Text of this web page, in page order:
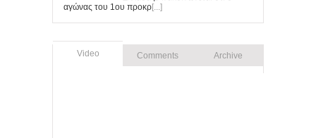
αγώνας του 1ου προκρ[...]
Video Comments Archive